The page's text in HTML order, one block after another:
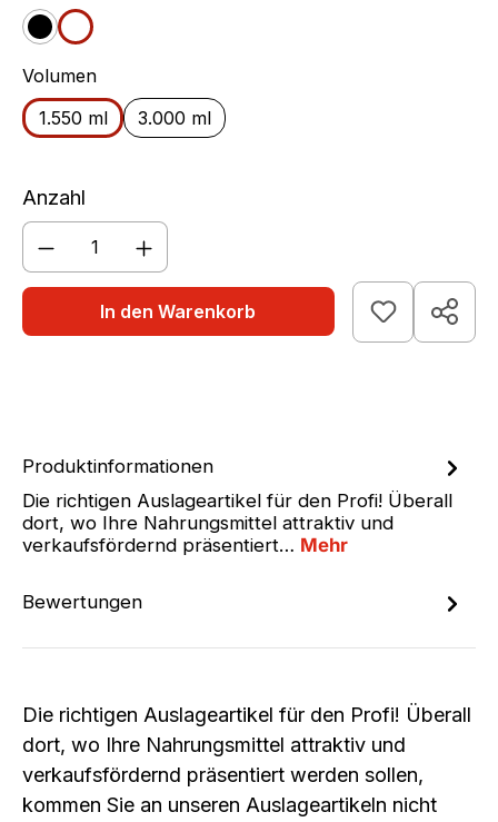
schwarz
weiß
Volumenauswählen
1.550 ml
3.000 ml
Anzahl
Produkt Anzahl: Gib den gewünschten
In den Warenkorb
Produktinformationen
Die richtigen Auslageartikel für den Profi! Überall
dort, wo Ihre Nahrungsmittel attraktiv und
verkaufsfördernd präsentiert… Mehr
Bewertungen
Die richtigen Auslageartikel für den Profi! Überall
dort, wo Ihre Nahrungsmittel attraktiv und
verkaufsfördernd präsentiert werden sollen,
kommen Sie an unseren Auslageartikeln nicht